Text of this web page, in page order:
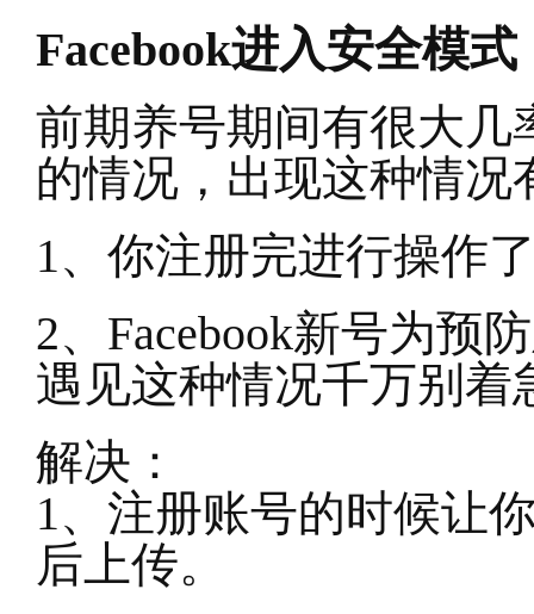
Facebook进入安全模式
前期养号期间有很大几
的情况，出现这种情况
1、你注册完进行操作
2、Facebook新号为预
遇见这种情况千万别
解决：
1、注册账号的时候让
后上传。